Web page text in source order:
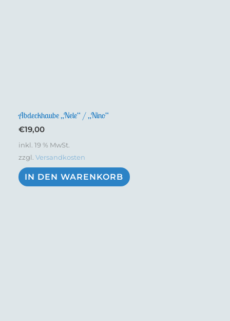
Abdeckhaube „Nele“ / „Nino“
€19,00
inkl. 19 % MwSt.
zzgl.Versandkosten
IN DEN WARENKORB